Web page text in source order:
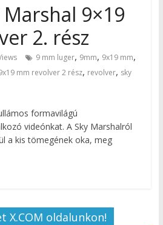
9×19
2. rész
9 mm luger, 9mm, 9x19 mm,
mm revolver 2 rész, revolver, sky
formavilágú
videónkat. A Sky Marshalról
a kis tömegének oka, meg
X.COM oldalunkon!